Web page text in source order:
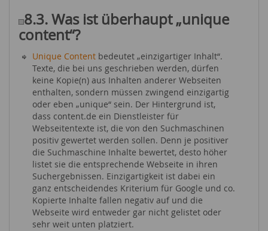
8.3.Was ist überhaupt „unique
content“?
Unique Content bedeutet „einzigartiger Inhalt“.
Texte, die bei uns geschrieben werden, dürfen
keine Kopie(n) aus Inhalten anderer Webseiten
enthalten, sondern müssen zwingend einzigartig
oder eben „unique“ sein. Der Hintergrund ist,
dass content.de ein Dienstleister für
Webseitentexte ist, die von den Suchmaschinen
positiv gewertet werden sollen. Denn je positiver
die Suchmaschine Inhalte bewertet, desto höher
listet sie die entsprechende Webseite in ihren
Suchergebnissen. Einzigartigkeit ist dabei ein
ganz entscheidendes Kriterium für Google und co.
Kopierte Inhalte fallen negativ auf und die
Webseite wird entweder gar nicht gelistet oder
sehr weit unten platziert.